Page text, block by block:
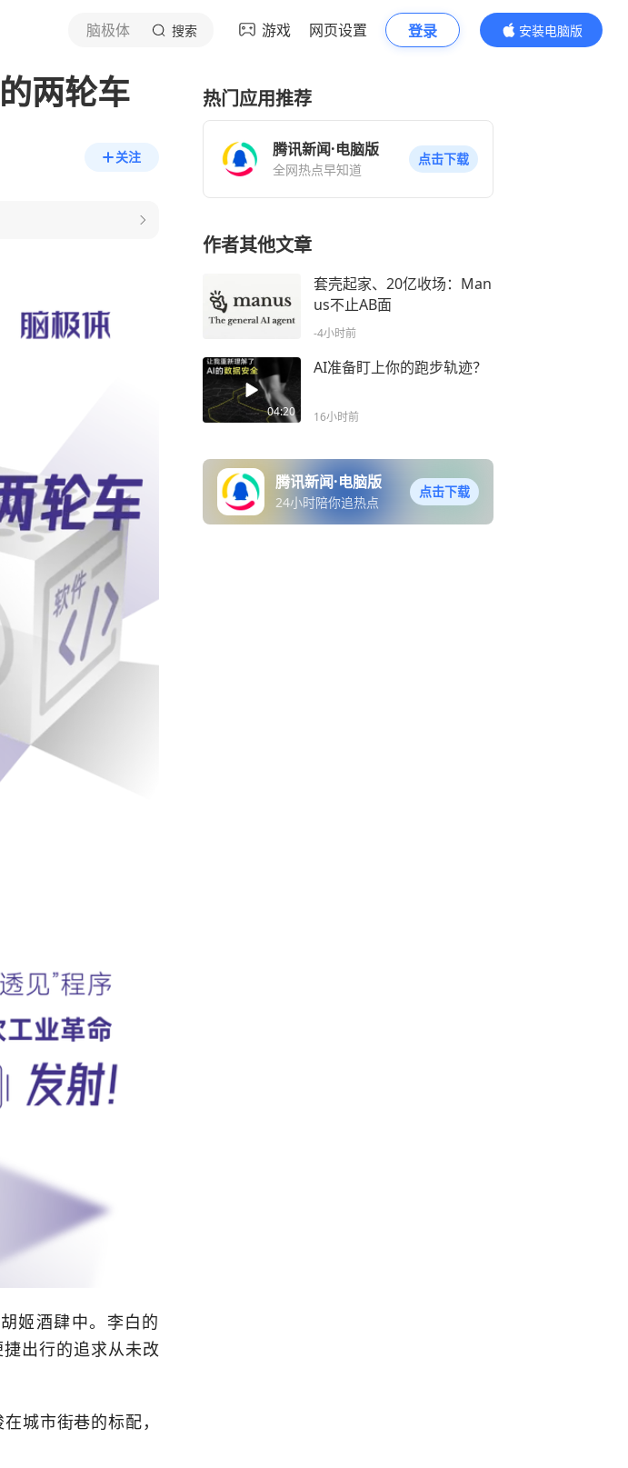
脑极体 搜索 游戏 网页设置 登录
安装电脑版
内容更精彩
两轮车
关注
姬酒肆中。李白的
出行的追求从未改
城市街巷的标配，
热门应用推荐
腾讯新闻·电脑版
全网热点早知道
点击下载
作者其他文章
套壳起家、20亿收场：Man
us不止AB面
-4小时前
04:20
AI准备盯上你的跑步轨迹？
16小时前
腾讯新闻·电脑版
24小时陪你追热点
点击下载